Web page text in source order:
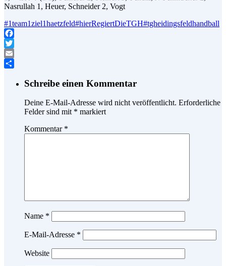
Nasrullah 1, Heuer, Schneider 2, Vogt
#1team1ziel1haetzfeld#hierRegiertDieTGH#tgheidingsfeldhandball
Facebook
Twitter
Email
Schreibe einen Kommentar
Deine E-Mail-Adresse wird nicht veröffentlicht. Erforderliche
Felder sind mit * markiert
Kommentar *
Name *
E-Mail-Adresse *
Website